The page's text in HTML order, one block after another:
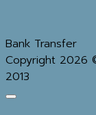
Bank Transfer
Copyright 2026
2013